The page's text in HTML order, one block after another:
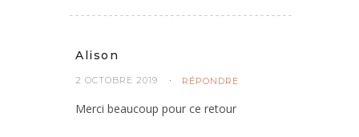
Alison
2 OCTOBRE 2019 RÉPONDRE
Merci beaucoup pour ce retour